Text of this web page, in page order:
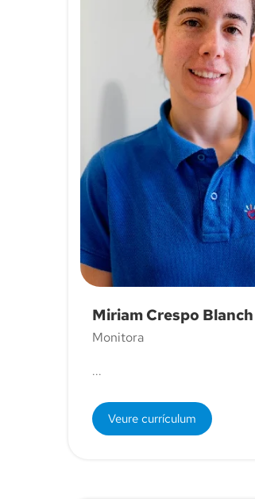
Miriam Crespo Blanch
Monitora
...
Veure currículum